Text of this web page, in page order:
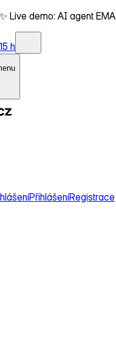
✨ Live demo: AI agent EMA
h
PřihlášeníRegistrace